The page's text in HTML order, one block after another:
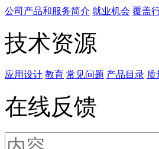
公司产品和服务简介 就业机会 覆盖
技术资源
应用设计 教育 常见问题 产品目录 质
在线反馈